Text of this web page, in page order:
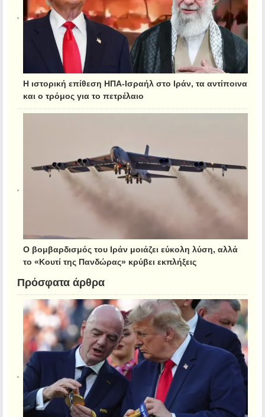
Η ιστορική επίθεση ΗΠΑ-Ισραήλ στο Ιράν, τα αντίποινα
και ο τρόμος για το πετρέλαιο
Ο βομβαρδισμός του Ιράν μοιάζει εύκολη λύση, αλλά
το «Κουτί της Πανδώρας» κρύβει εκπλήξεις
Πρόσφατα άρθρα